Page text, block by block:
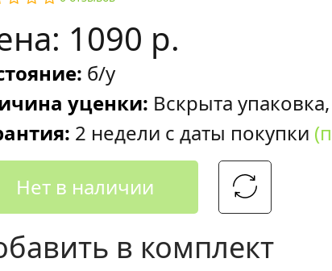
1090 р.
б/у
уценки: Вскрыта
2 недели с даты покупки
Нет в наличии
в комплект